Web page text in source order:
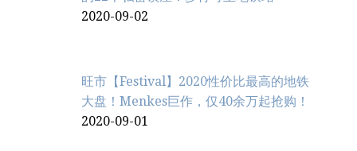
2020-09-02
旺市【Festival】2020性价比最高的地铁
大盘！Menkes巨作，仅40余万起抢购！
2020-09-01